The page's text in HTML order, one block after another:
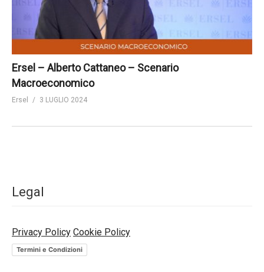
Ersel – Alberto Cattaneo – Scenario
Macroeconomico
Ersel 3 LUGLIO 2024
Legal
Privacy Policy Cookie Policy
Termini e Condizioni